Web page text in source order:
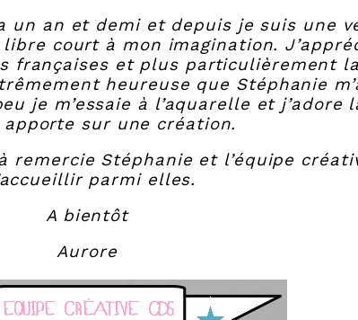
un an et demi et depuis je suis une
libre court à mon imagination.
françaises et plus particulièrement
heureuse que Stéphanie
je m’essaie à l’aquarelle et j’adore
apporte sur une création.
remercie Stéphanie et l’équipe
parmi elles.
A bientôt
Aurore